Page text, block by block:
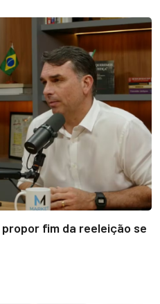
fim da reeleição se